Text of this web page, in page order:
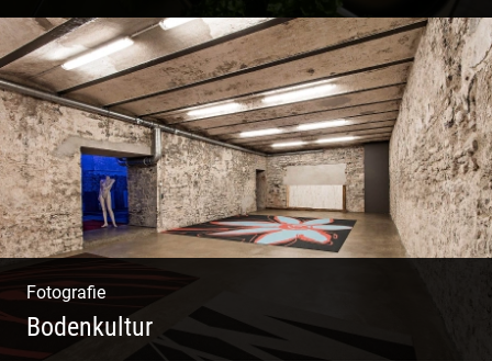
Vorzügliche Weine | Gourmet Küche | Feiste
Kulinarik | Genuss Urlaub
Fotografie
Bodenkultur